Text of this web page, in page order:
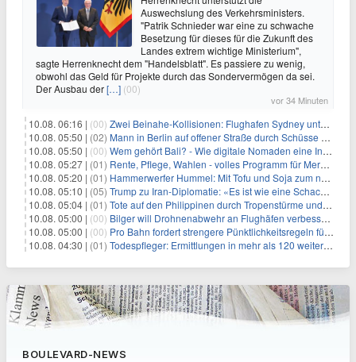
Auswechslung des Verkehrsministers.
"Patrik Schnieder war eine zu schwache
Besetzung für dieses für die Zukunft des
Landes extrem wichtige Ministerium",
sagte Herrenknecht dem "Handelsblatt". Es passiere zu wenig,
obwohl das Geld für Projekte durch das Sondervermögen da sei.
Der Ausbau der[…] (00)
vor 34 Minuten
10.08. 06:16 | (00) Zwei Beinahe-Kollisionen: Flughafen Sydney unter Druck
10.08. 05:50 | (02) Mann in Berlin auf offener Straße durch Schüsse getötet
10.08. 05:50 | (00) Wem gehört Bali? - Wie digitale Nomaden eine Insel verändern
10.08. 05:27 | (01) Rente, Pflege, Wahlen - volles Programm für Merz im Herbst
10.08. 05:20 | (01) Hammerwerfer Hummel: Mit Tofu und Soja zum nächsten Coup?
10.08. 05:10 | (05) Trump zu Iran-Diplomatie: «Es ist wie eine Schachpartie»
10.08. 05:04 | (01) Tote auf den Philippinen durch Tropenstürme und Monsun
10.08. 05:00 | (00) Bilger will Drohnenabwehr an Flughäfen verbessern
10.08. 05:00 | (00) Pro Bahn fordert strengere Pünktlichkeitsregeln für Bahn-Boni
10.08. 04:30 | (01) Todespfleger: Ermittlungen in mehr als 120 weiteren Fällen
BOULEVARD-NEWS